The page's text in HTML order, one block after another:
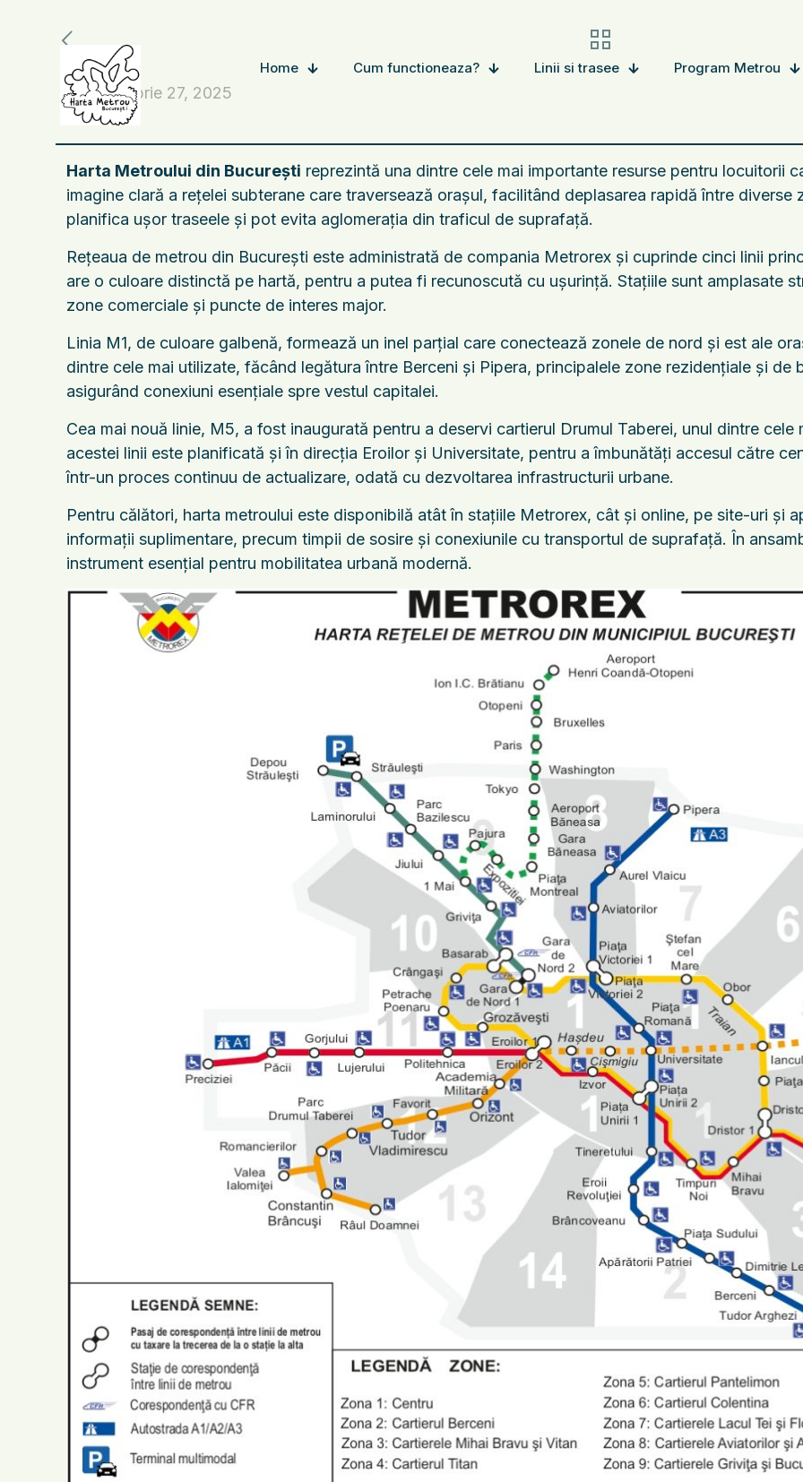
Home Cum functioneaza? Linii si trasee Program Metrou
octombrie 27, 2025
Harta Metroului din București reprezintă una dintre cele mai importante resurse pentru locuitorii
imagine clară a rețelei subterane care traversează orașul, facilitând deplasarea rapidă între
planifica ușor traseele și pot evita aglomerația din traficul de suprafață.
Rețeaua de metrou din București este administrată de compania Metrorex și cuprinde cinci linii
are o culoare distinctă pe hartă, pentru a putea fi recunoscută cu ușurință. Stațiile sunt amplasate
zone comerciale și puncte de interes major.
Linia M1, de culoare galbenă, formează un inel parțial care conectează zonele de nord și est ale
dintre cele mai utilizate, făcând legătura între Berceni și Pipera, principalele zone rezidențiale și
asigurând conexiuni esențiale spre vestul capitalei.
Cea mai nouă linie, M5, a fost inaugurată pentru a deservi cartierul Drumul Taberei, unul dintre
acestei linii este planificată și în direcția Eroilor și Universitate, pentru a îmbunătăți accesul către
într-un proces continuu de actualizare, odată cu dezvoltarea infrastructurii urbane.
Pentru călători, harta metroului este disponibilă atât în stațiile Metrorex, cât și online, pe site-uri și
informații suplimentare, precum timpii de sosire și conexiunile cu transportul de suprafață. În
instrument esențial pentru mobilitatea urbană modernă.